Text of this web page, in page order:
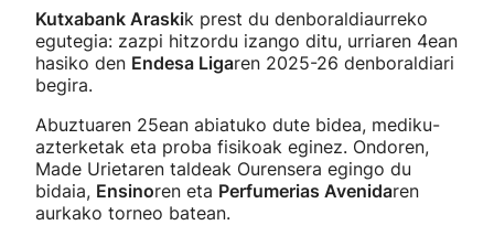
Kutxabank Araskik prest du denboraldiaurreko
egutegia: zazpi hitzordu izango ditu, urriaren 4ean
hasiko den Endesa Ligaren 2025-26 denboraldiari
begira.
Abuztuaren 25ean abiatuko dute bidea, mediku-
azterketak eta proba fisikoak eginez. Ondoren,
Made Urietaren taldeak Ourensera egingo du
bidaia, Ensinoren eta Perfumerias Avenidaren
aurkako torneo batean.